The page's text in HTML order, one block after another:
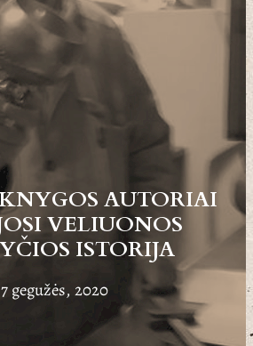
AUTORIAI
VELIUONOS
ISTORIJA
7 gegužės, 2020